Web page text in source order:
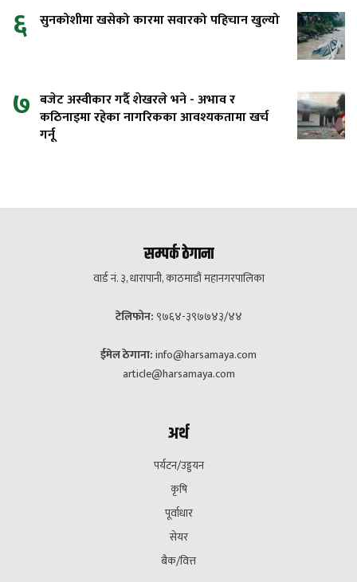
६ सुनकोशीमा खसेको कारमा सवारको पहिचान खुल्यो
७ बजेट अस्वीकार गर्दै शेखरले भने - अभाव र
कठिनाइमा रहेका नागरिकका आवश्यकतामा खर्च
गर्नू
सम्पर्क ठेगाना
वार्ड नं. ३, धारापानी, काठमाडौं महानगरपालिका
टेलिफोन: ९७६४-३९७७४३/४४
ईमेल ठेगाना:info@harsamaya.com
article@harsamaya.com
अर्थ
पर्यटन/उड्डयन
कृषि
पूर्वाधार
सेयर
बैक/वित्त